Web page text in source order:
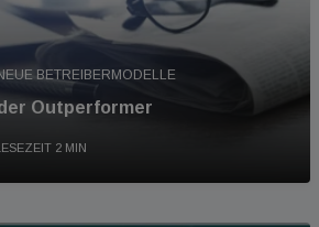
BETREIBERMODELLE
Outperformer
2 MIN